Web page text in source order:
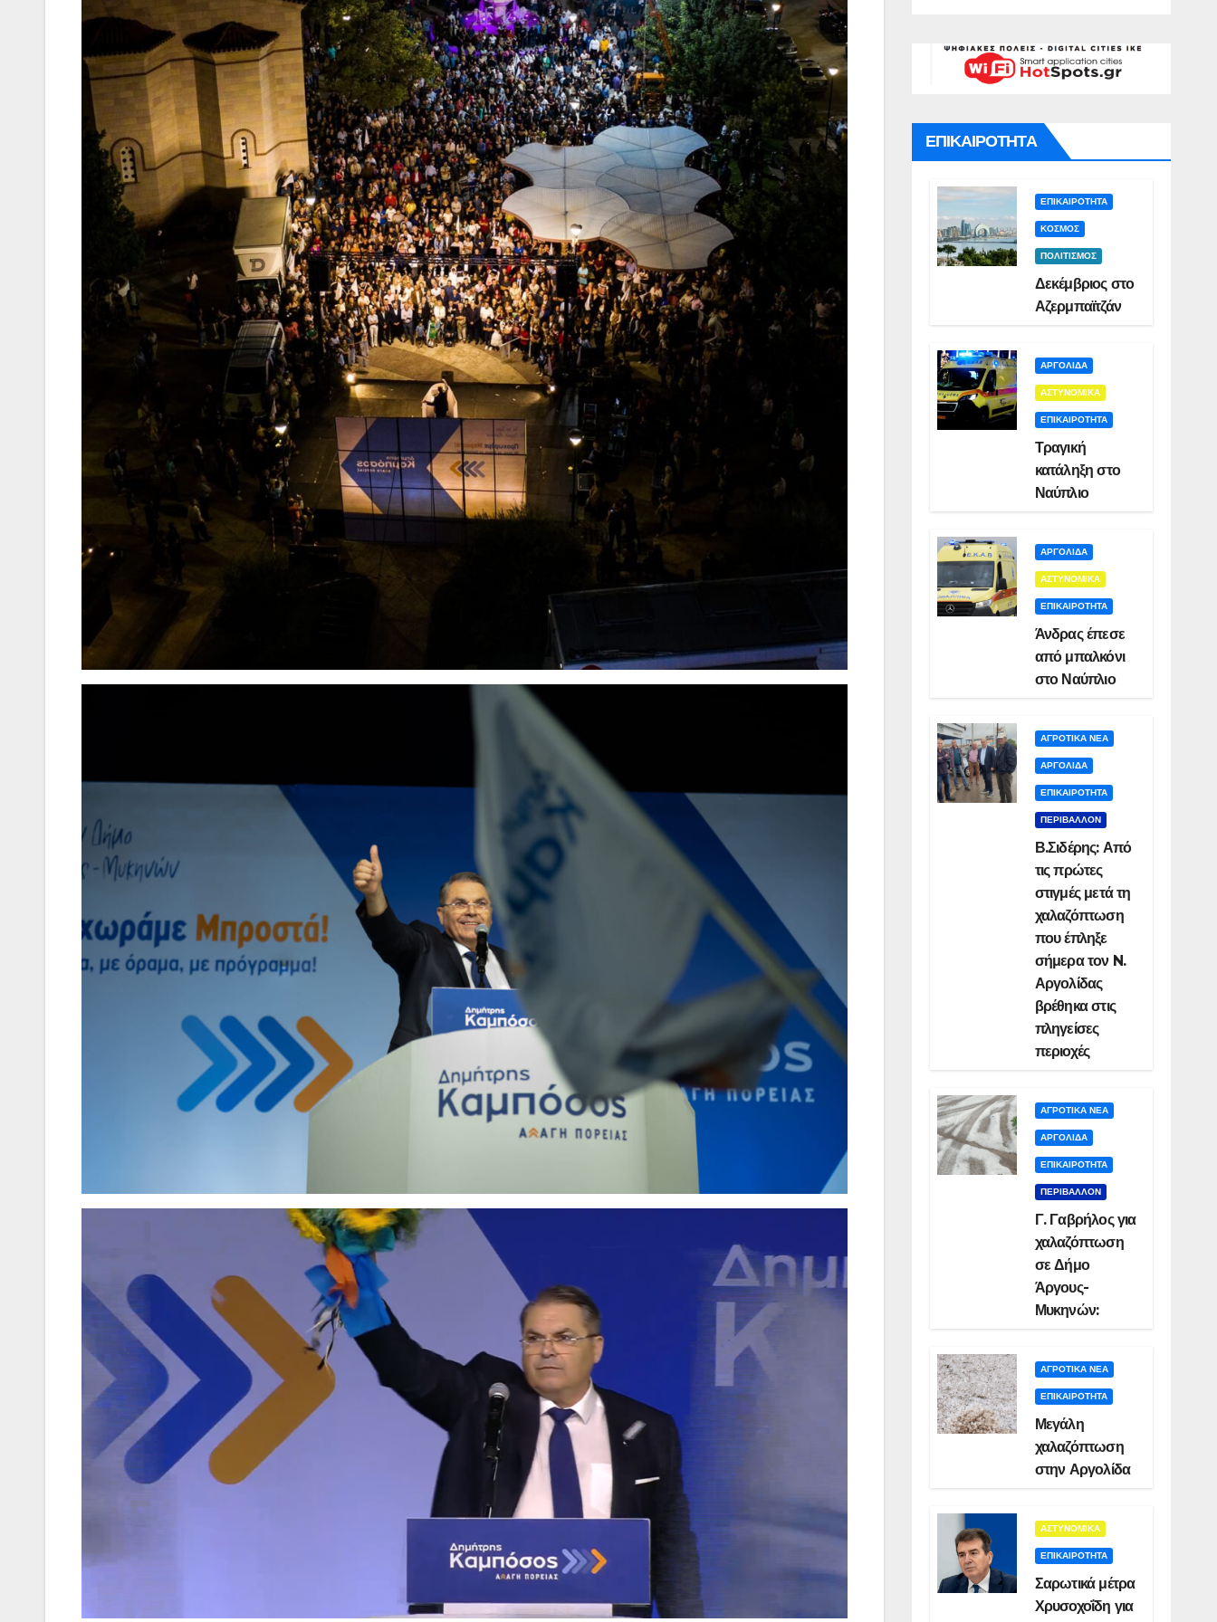
Σμυρνιώτη στο
Ναυπλιο για το
Ολιστικό Σχέδιο
Ανακύκλωσης
ΒΙΝΤΕΟ
τον θάνατο της
Νάντιας(VID)
ΕΠΙΚΑΙΡΟΤΗΤΑ
ΕΠΙΚΑΙΡΟΤΗΤΑ
ΚΟΣΜΟΣ
ΠΟΛΙΤΙΣΜΟΣ
Δεκέμβριος στο
Αζερμπαϊτζάν
ΑΡΓΟΛΙΔΑ
ΑΣΤΥΝΟΜΙΚΑ
ΕΠΙΚΑΙΡΟΤΗΤΑ
Τραγική
κατάληξη στο
Ναύπλιο
ΑΡΓΟΛΙΔΑ
ΑΣΤΥΝΟΜΙΚΑ
ΕΠΙΚΑΙΡΟΤΗΤΑ
Άνδρας έπεσε
από μπαλκόνι
στο Ναύπλιο
ΑΓΡΟΤΙΚΑ ΝΕΑ
ΑΡΓΟΛΙΔΑ
ΕΠΙΚΑΙΡΟΤΗΤΑ
ΠΕΡΙΒΑΛΛΟΝ
Β.Σιδέρης: Από
τις πρώτες
στιγμές μετά τη
χαλαζόπτωση
που έπληξε
σήμερα τον N.
Αργολίδας
βρέθηκα στις
πληγείσες
περιοχές
ΑΓΡΟΤΙΚΑ ΝΕΑ
ΑΡΓΟΛΙΔΑ
ΕΠΙΚΑΙΡΟΤΗΤΑ
ΠΕΡΙΒΑΛΛΟΝ
Γ. Γαβρήλος για
χαλαζόπτωση
σε Δήμο
Άργους-
Μυκηνών:
ΑΓΡΟΤΙΚΑ ΝΕΑ
ΕΠΙΚΑΙΡΟΤΗΤΑ
Μεγάλη
χαλαζόπτωση
στην Αργολίδα
ΑΣΤΥΝΟΜΙΚΑ
ΕΠΙΚΑΙΡΟΤΗΤΑ
Σαρωτικά μέτρα
Χρυσοχοΐδη για